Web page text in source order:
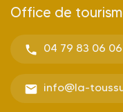
Office de
04 79 83 06 06
info@la-